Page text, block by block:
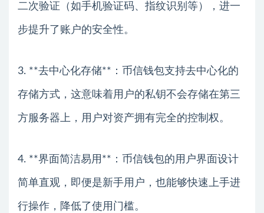
二次验证（如手机验证码、指纹识别等），进一
步提升了账户的安全性。
3. **去中心化存储**：币信钱包支持去中心化的
存储方式，这意味着用户的私钥不会存储在第三
方服务器上，用户对资产拥有完全的控制权。
4. **界面简洁易用**：币信钱包的用户界面设计
简单直观，即便是新手用户，也能够快速上手进
行操作，降低了使用门槛。